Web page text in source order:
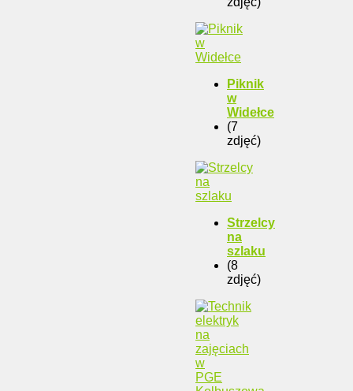
Piknik
w
Widełce
(7
zdjęć)
Strzelcy
na
szlaku
(8
zdjęć)